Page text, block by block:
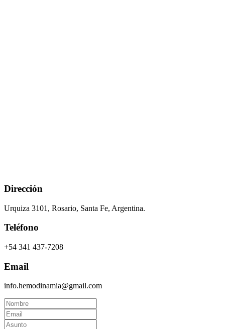
Dirección
Urquiza 3101, Rosario, Santa Fe, Argentina.
Teléfono
+54 341 437-7208
Email
info.hemodinamia@gmail.com